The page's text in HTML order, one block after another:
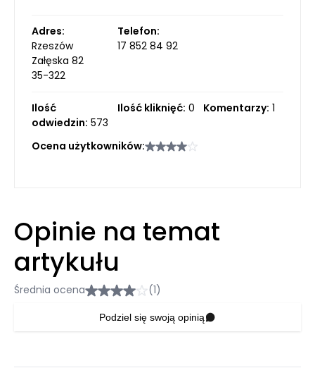
Adres:
Rzeszów
Załęska 82
35-322
Telefon:
17 852 84 92
Ilość
odwiedzin: 573
Ilość kliknięć: 0 Komentarzy: 1
Ocena użytkowników:
Opinie na temat
artykułu
Średnia ocena (1)
Podziel się swoją opinią